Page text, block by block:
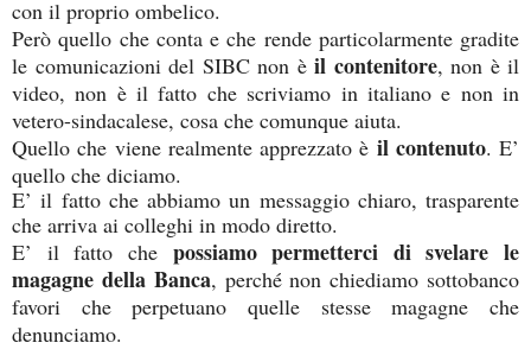
con il proprio ombelico.
Però quello che conta e che rende particolarmente gradite
le comunicazioni del SIBC non è il contenitore, non è il
video, non è il fatto che scriviamo in italiano e non in
vetero-sindacalese, cosa che comunque aiuta.
Quello che viene realmente apprezzato è il contenuto. E’
quello che diciamo.
E’ il fatto che abbiamo un messaggio chiaro, trasparente
che arriva ai colleghi in modo diretto.
E’ il fatto che possiamo permetterci di svelare le
magagne della Banca, perché non chiediamo sottobanco
favori che perpetuano quelle stesse magagne che
denunciamo.